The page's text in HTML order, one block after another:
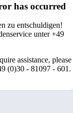
has occurred
zu entschuldigen!
unter +49
assistance, please
(0)30 - 81097 - 601.